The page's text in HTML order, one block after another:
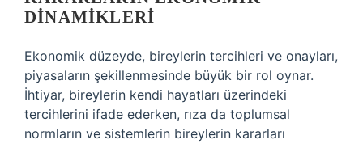
DINAMIKLERI
Ekonomik düzeyde, bireylerin tercihleri ve onayları,
piyasaların şekillenmesinde büyük bir rol oynar.
İhtiyar, bireylerin kendi hayatları üzerindeki
tercihlerini ifade ederken, rıza da toplumsal
normların ve sistemlerin bireylerin kararları